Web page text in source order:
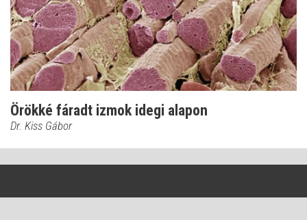
Örökké fáradt izmok idegi alapon
Dr. Kiss Gábor